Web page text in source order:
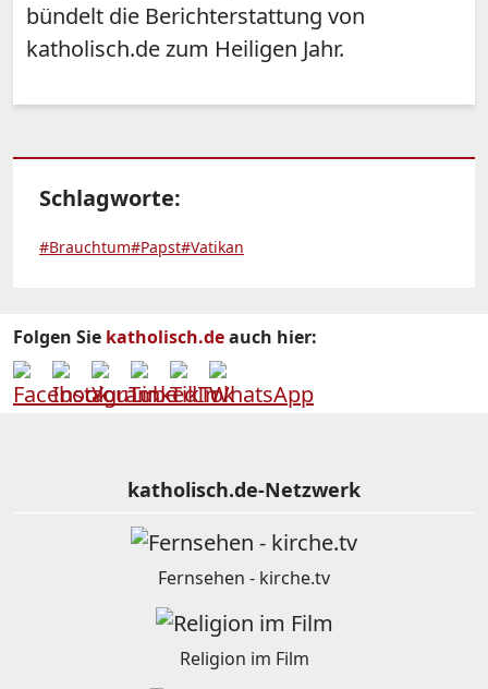
bündelt die Berichterstattung von
katholisch.de zum Heiligen Jahr.
Schlagworte:
#Brauchtum#Papst#Vatikan
Folgen Sie katholisch.deauch hier:
katholisch.de-Netzwerk
Fernsehen - kirche.tv
Religion im Film